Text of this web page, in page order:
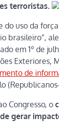
terroristas.
do uso da
brasileiro”,
em 1º de
Exteriores,
de
Congresso, o
gerar